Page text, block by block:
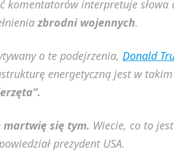
komentatorów interpretuje
zbrodni wojennych.
o te podejrzenia, Donald
energetyczną jest w
martwię się tym. Wiecie, co to
prezydent USA.